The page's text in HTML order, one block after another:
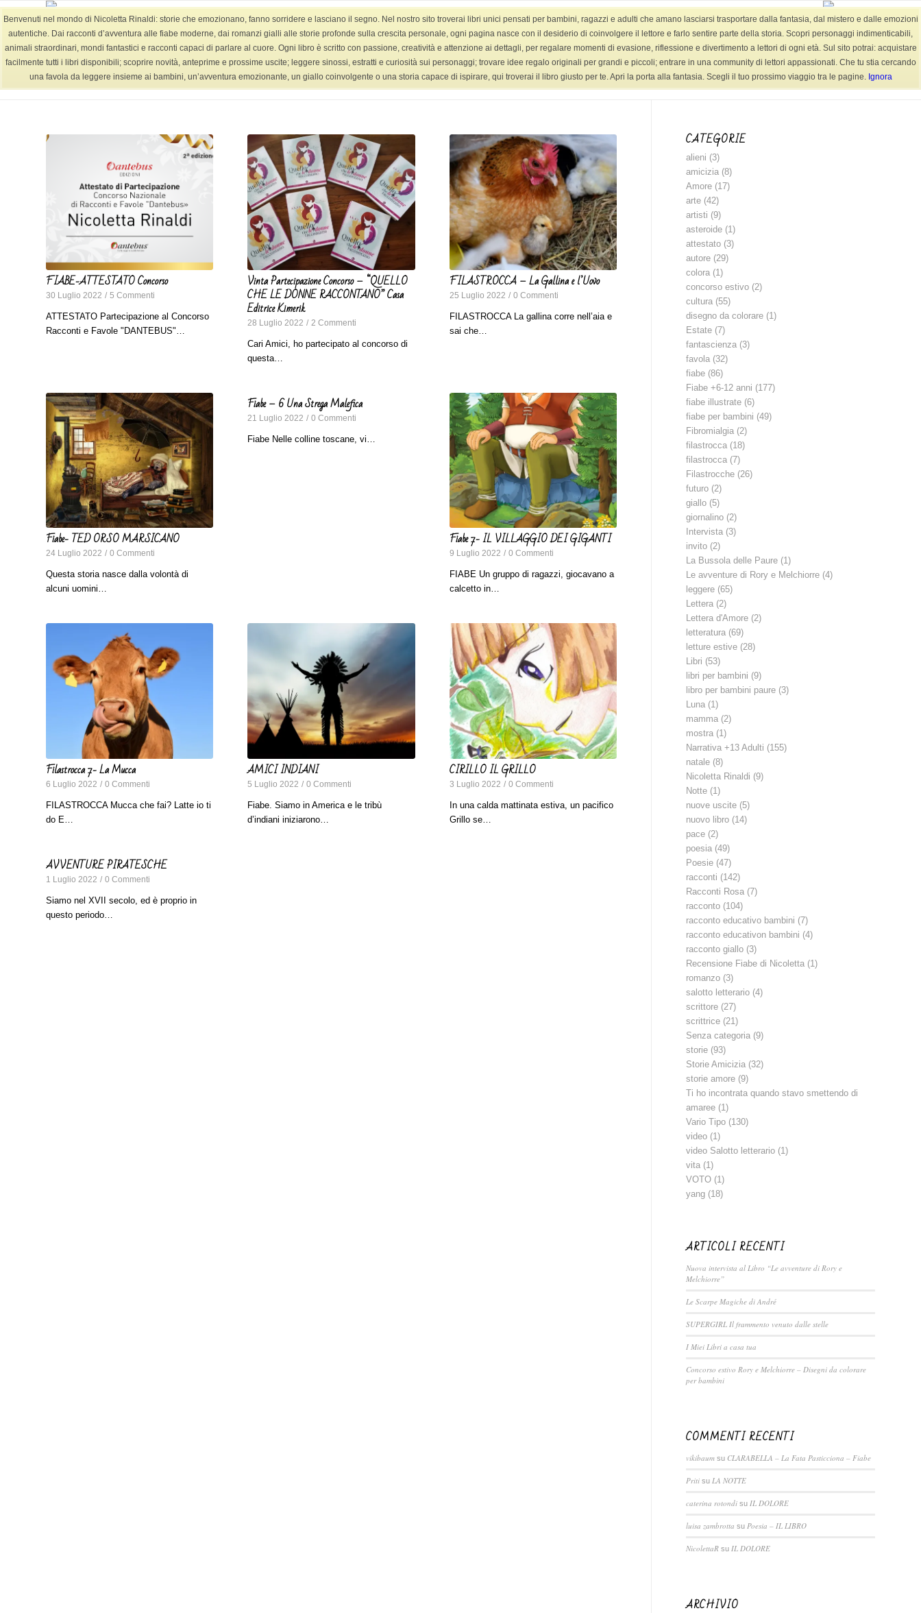
Benvenuti nel mondo di Nicoletta Rinaldi: storie che emozionano, fanno sorridere e lasciano il segno. Nel nostro sito troverai libri unici pensati per bambini, ragazzi e adulti che amano lasciarsi trasportare dalla fantasia, dal mistero e dalle emozioni
autentiche. Dai racconti d’avventura alle fiabe moderne, dai romanzi gialli alle storie profonde sulla crescita personale, ogni pagina nasce con il desiderio di coinvolgere il lettore e farlo sentire parte della storia. Scopri personaggi indimenticabili,
animali straordinari, mondi fantastici e racconti capaci di parlare al cuore. Ogni libro è scritto con passione, creatività e attenzione ai dettagli, per regalare momenti di evasione, riflessione e divertimento a lettori di ogni età. Sul sito potrai: acquistare
facilmente tutti i libri disponibili; scoprire novità, anteprime e prossime uscite; leggere sinossi, estratti e curiosità sui personaggi; trovare idee regalo originali per grandi e piccoli; entrare in una community di lettori appassionati. Che tu stia cercando
una favola da leggere insieme ai bambini, un’avventura emozionante, un giallo coinvolgente o una storia capace di ispirare, qui troverai il libro giusto per te. Apri la porta alla fantasia. Scegli il tuo prossimo viaggio tra le pagine. Ignora
HOME LIBRI LIBRI YANG ADULT VIDEO AUDIOFIABE CONTATTI SHOP LIBRI
Archivio per mese: Luglio, 2022 Sei in: Home / BLOG / 2022 / Luglio
FIABE-ATTESTATO Concorso
30 Luglio 2022 / 5 Commenti
ATTESTATO Partecipazione al Concorso
Racconti e Favole "DANTEBUS"…
Vinta Partecipazione Concorso – “QUELLO
CHE LE DONNE RACCONTANO” Casa
Editrice Kimerik
28 Luglio 2022 / 2 Commenti
Cari Amici, ho partecipato al concorso di
questa…
FILASTROCCA – La Gallina e l’Uovo
25 Luglio 2022 / 0 Commenti
FILASTROCCA La gallina corre nell’aia e
sai che…
Fiabe- TED ORSO MARSICANO
24 Luglio 2022 / 0 Commenti
Questa storia nasce dalla volontà di
alcuni uomini…
Fiabe – 6 Una Strega Malefica
21 Luglio 2022 / 0 Commenti
Fiabe Nelle colline toscane, vi…
Fiabe 7- IL VILLAGGIO DEI GIGANTI
9 Luglio 2022 / 0 Commenti
FIABE Un gruppo di ragazzi, giocavano a
calcetto in…
Filastrocca 7- La Mucca
6 Luglio 2022 / 0 Commenti
FILASTROCCA Mucca che fai? Latte io ti
do E…
AMICI INDIANI
5 Luglio 2022 / 0 Commenti
Fiabe. Siamo in America e le tribù
d’indiani iniziarono…
CIRILLO IL GRILLO
3 Luglio 2022 / 0 Commenti
In una calda mattinata estiva, un pacifico
Grillo se…
AVVENTURE PIRATESCHE
1 Luglio 2022 / 0 Commenti
Siamo nel XVII secolo, ed è proprio in
questo periodo…
CATEGORIE
alieni (3)
amicizia (8)
Amore (17)
arte (42)
artisti (9)
asteroide (1)
attestato (3)
autore (29)
colora (1)
concorso estivo (2)
cultura (55)
disegno da colorare (1)
Estate (7)
fantascienza (3)
favola (32)
fiabe (86)
Fiabe +6-12 anni (177)
fiabe illustrate (6)
fiabe per bambini (49)
Fibromialgia (2)
filastrocca (18)
filastrocca (7)
Filastrocche (26)
futuro (2)
giallo (5)
giornalino (2)
Intervista (3)
invito (2)
La Bussola delle Paure (1)
Le avventure di Rory e Melchiorre (4)
leggere (65)
Lettera (2)
Lettera d'Amore (2)
letteratura (69)
letture estive (28)
Libri (53)
libri per bambini (9)
libro per bambini paure (3)
Luna (1)
mamma (2)
mostra (1)
Narrativa +13 Adulti (155)
natale (8)
Nicoletta Rinaldi (9)
Notte (1)
nuove uscite (5)
nuovo libro (14)
pace (2)
poesia (49)
Poesie (47)
racconti (142)
Racconti Rosa (7)
racconto (104)
racconto educativo bambini (7)
racconto educativon bambini (4)
racconto giallo (3)
Recensione Fiabe di Nicoletta (1)
romanzo (3)
salotto letterario (4)
scrittore (27)
scrittrice (21)
Senza categoria (9)
storie (93)
Storie Amicizia (32)
storie amore (9)
Ti ho incontrata quando stavo smettendo di
amaree (1)
Vario Tipo (130)
video (1)
video Salotto letterario (1)
vita (1)
VOTO (1)
yang (18)
ARTICOLI RECENTI
Nuova intervista al Libro “Le avventure di Rory e
Melchiorre”
Le Scarpe Magiche di André
SUPERGIRL Il frammento venuto dalle stelle
I Miei Libri a casa tua
Concorso estivo Rory e Melchiorre – Disegni da colorare
per bambini
COMMENTI RECENTI
vikibaum su CLARABELLA – La Fata Pasticciona – Fiabe
Priti su LA NOTTE
caterina rotondi su IL DOLORE
luisa zambrotta su Poesia – IL LIBRO
NicolettaR su IL DOLORE
ARCHIVIO